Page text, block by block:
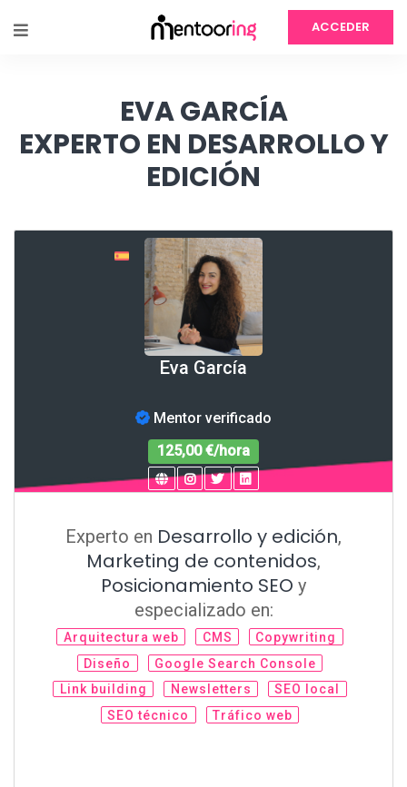
ACCEDER
EVA GARCÍA
EXPERTO EN DESARROLLO Y
EDICIÓN
Eva García
Mentor verificado
125,00 €/hora
Experto en Desarrollo y edición,
Marketing de contenidos,
Posicionamiento SEO y
especializado en:
Arquitectura web CMS
Copywriting
Diseño
Google Search Console
Link building
Newsletters
SEO local
SEO técnico
Tráfico web